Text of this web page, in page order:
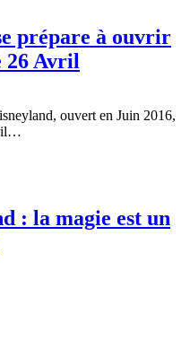
prépare à ouvrir
26 Avril
ouvert en Juin 2016,
: la magie est un